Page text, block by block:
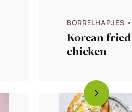
BORRELHAPJES
Korean fried
chicken